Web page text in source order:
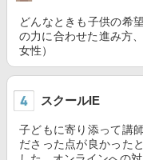
どんなときも子供の希
の力に合わせた進み方
女性）
スクールIE
子どもに寄り添って講
ださった点が良かった